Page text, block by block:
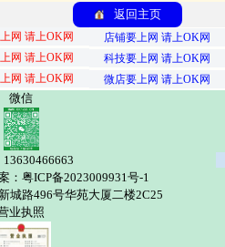
返回主页
网 请上OK网
店铺要上网 请上OK网
网 请上OK网
科技要上网 请上OK网
网 请上OK网 微店要上网 请上OK网
微信
13630466663
：粤ICP备2023009931号-1
城路496号华苑大厦二楼2C25
业执照